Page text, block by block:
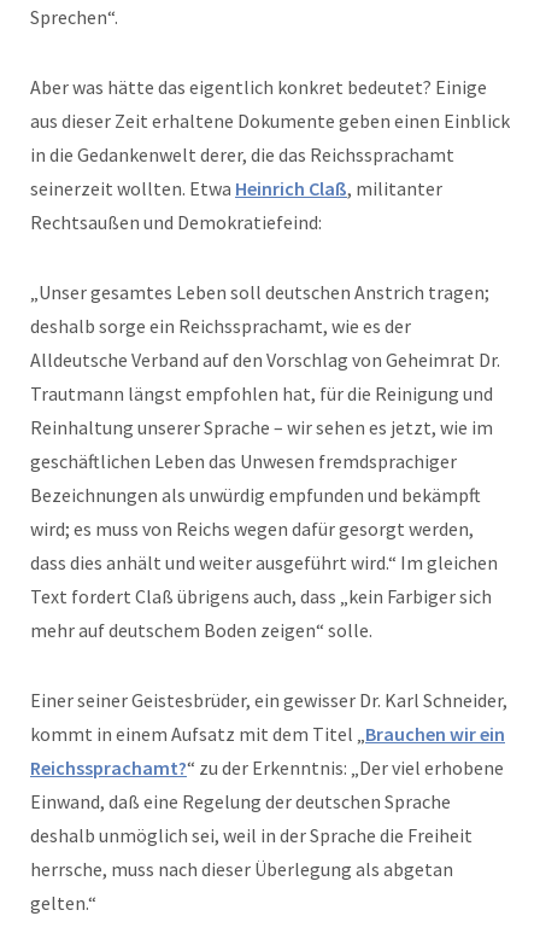
Sprechen“.
Aber was hätte das eigentlich konkret bedeutet? Einige
aus dieser Zeit erhaltene Dokumente geben einen Einblick
in die Gedankenwelt derer, die das Reichssprachamt
seinerzeit wollten. Etwa Heinrich Claß, militanter
Rechtsaußen und Demokratiefeind:
„Unser gesamtes Leben soll deutschen Anstrich tragen;
deshalb sorge ein Reichssprachamt, wie es der
Alldeutsche Verband auf den Vorschlag von Geheimrat Dr.
Trautmann längst empfohlen hat, für die Reinigung und
Reinhaltung unserer Sprache – wir sehen es jetzt, wie im
geschäftlichen Leben das Unwesen fremdsprachiger
Bezeichnungen als unwürdig empfunden und bekämpft
wird; es muss von Reichs wegen dafür gesorgt werden,
dass dies anhält und weiter ausgeführt wird.“ Im gleichen
Text fordert Claß übrigens auch, dass „kein Farbiger sich
mehr auf deutschem Boden zeigen“ solle.
Einer seiner Geistesbrüder, ein gewisser Dr. Karl Schneider,
kommt in einem Aufsatz mit dem Titel „Brauchen wir ein
Reichssprachamt?“ zu der Erkenntnis: „Der viel erhobene
Einwand, daß eine Regelung der deutschen Sprache
deshalb unmöglich sei, weil in der Sprache die Freiheit
herrsche, muss nach dieser Überlegung als abgetan
gelten.“